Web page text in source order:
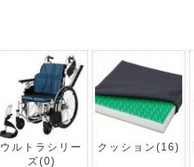
ウルトラシリー
ズ(0)
クッション (16)